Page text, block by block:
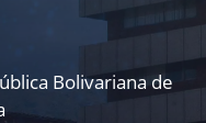
Bolivariana de